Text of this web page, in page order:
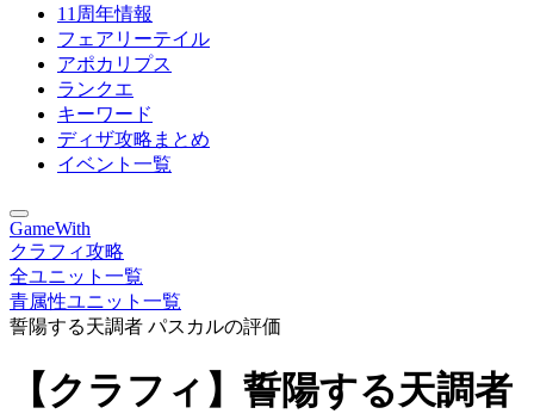
11周年情報
フェアリーテイル
アポカリプス
ランクエ
キーワード
ディザ攻略まとめ
イベント一覧
GameWith
クラフィ攻略
全ユニット一覧
青属性ユニット一覧
誓陽する天調者 パスカルの評価
【クラフィ】誓陽する天調者